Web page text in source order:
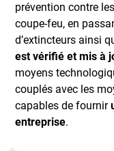
prévention contre
coupe-feu, en
d’extincteurs ainsi
est vérifié et mis à
moyens
couplés avec les
capables de fournir
entreprise.